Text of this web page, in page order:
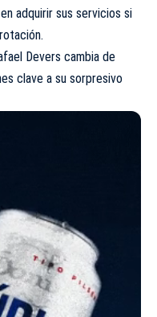
adquirir sus servicios si
Devers cambia de
clave a su sorpresivo